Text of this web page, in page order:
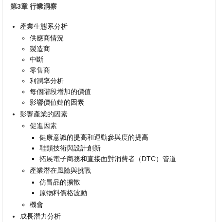
第3章 行業洞察
產業生態系分析
供應商情況
製造商
中斷
零售商
利潤率分析
每個階段增加的價值
影響價值鏈的因素
影響產業的因素
促進因素
健康意識的提高和運動參與度的提高
鞋類技術與設計創新
拓展電子商務和直接面對消費者（DTC）管道
產業潛在風險與挑戰
仿冒品的擴散
原物料價格波動
機會
成長潛力分析